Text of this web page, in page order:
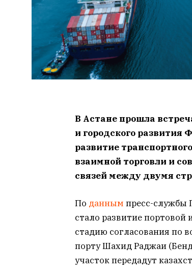
В Астане прошла
и городского развития
развитие
взаимной торговли и
связей между двумя
По данным пресс-службы
стало развитие портовой
стадию согласования по
порту Шахид Раджаи
участок передадут